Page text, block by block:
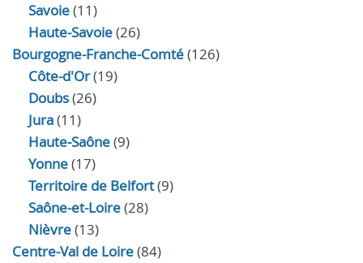
Savoie(11)
Haute-Savoie(26)
Bourgogne-Franche-Comté(126)
Côte-d'Or(19)
Doubs(26)
Jura(11)
Haute‑Saône(9)
Yonne(17)
Territoire de Belfort(9)
Saône-et-Loire(28)
Nièvre(13)
Centre-Val de Loire(84)